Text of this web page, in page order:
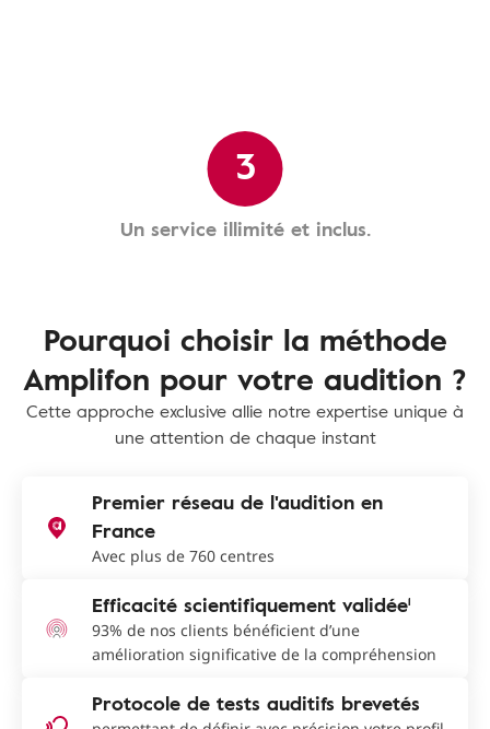
3
Un service illimité et inclus.
Pourquoi choisir la méthode
Amplifon pour votre audition ?
Cette approche exclusive allie notre expertise unique à
une attention de chaque instant
Premier réseau de l'audition en
France
Avec plus de 760 centres
Efficacité scientifiquement validée¹
93% de nos clients bénéficient d’une
amélioration significative de la compréhension
Protocole de tests auditifs brevetés